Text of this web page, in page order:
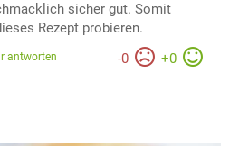
sicher gut. Somit
Rezept probieren.
-0 +0
antworten